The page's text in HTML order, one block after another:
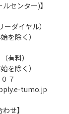
センター)】
ダイヤル）
を除く）
有料）
を除く）
７
tumo.jp
せ】